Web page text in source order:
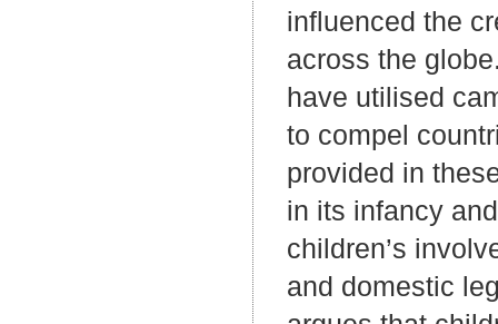
influenced the
across the
have utilised
to compel
provided in
in its infancy
children’s
and domestic